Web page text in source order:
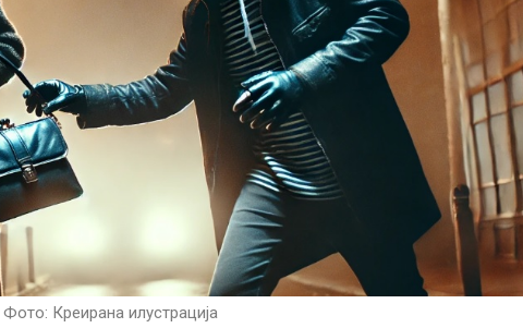
Фото: Креирана илустрација